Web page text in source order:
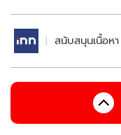
สนับสนุนเนื้อหา